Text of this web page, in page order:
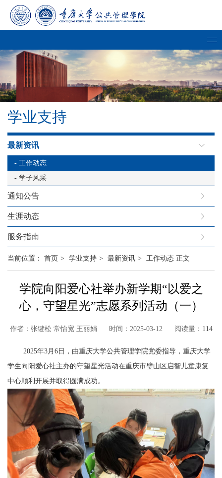
学业支持
最新资讯
- 工作动态
- 学子风采
通知公告
生涯动态
服务指南
当前位置： 首页 > 学业支持 > 最新资讯 > 工作动态 正文
学院向阳爱心社举办新学期“以爱之
心，守望星光”志愿系列活动（一）
作者：张键松 常怡宽 王丽娟 时间：2025-03-12 阅读量： 114
2025年3月 6 日，由重庆大学公共管理学院党委指导，重庆大学
学生向阳爱心社主办的守望星光活动在重庆市璧山区启智儿童康复
中心顺利开展并取得圆满成功。